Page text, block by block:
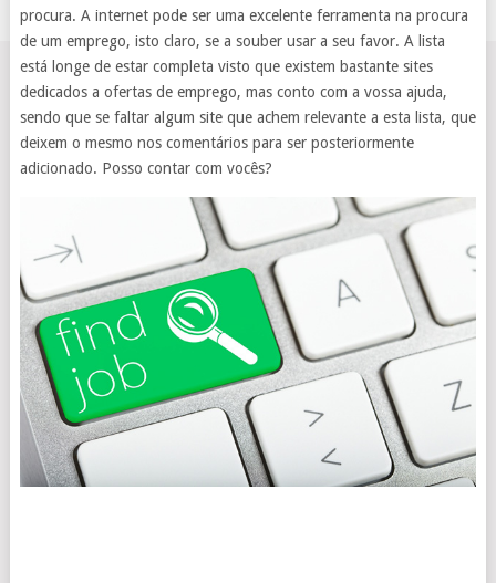
procura. A internet pode ser uma excelente ferramenta na procura
de um emprego, isto claro, se a souber usar a seu favor. A lista
está longe de estar completa visto que existem bastante sites
dedicados a ofertas de emprego, mas conto com a vossa ajuda,
sendo que se faltar algum site que achem relevante a esta lista, que
deixem o mesmo nos comentários para ser posteriormente
adicionado. Posso contar com vocês?